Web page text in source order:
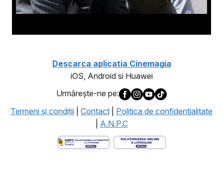
Descarca aplicatia Cinemagia
iOS, Android si Huawei
Urmăreşte-ne pe:
Termeni şi condiţii
Contact
Politica de confidentialitate
A.N.P.C